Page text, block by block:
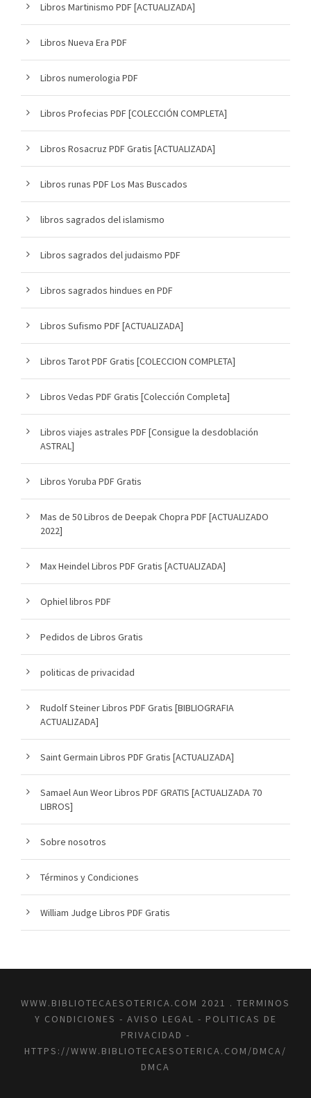
Libros Martinismo PDF [ACTUALIZADA]
Libros Nueva Era PDF
Libros numerologia PDF
Libros Profecias PDF [COLECCIÓN COMPLETA]
Libros Rosacruz PDF Gratis [ACTUALIZADA]
Libros runas PDF Los Mas Buscados
libros sagrados del islamismo
Libros sagrados del judaismo PDF
Libros sagrados hindues en PDF
Libros Sufismo PDF [ACTUALIZADA]
Libros Tarot PDF Gratis [COLECCION COMPLETA]
Libros Vedas PDF Gratis [Colección Completa]
Libros viajes astrales PDF [Consigue la desdoblación
ASTRAL]
Libros Yoruba PDF Gratis
Mas de 50 Libros de Deepak Chopra PDF [ACTUALIZADO
2022]
Max Heindel Libros PDF Gratis [ACTUALIZADA]
Ophiel libros PDF
Pedidos de Libros Gratis
politicas de privacidad
Rudolf Steiner Libros PDF Gratis [BIBLIOGRAFIA
ACTUALIZADA]
Saint Germain Libros PDF Gratis [ACTUALIZADA]
Samael Aun Weor Libros PDF GRATIS [ACTUALIZADA 70
LIBROS]
Sobre nosotros
Términos y Condiciones
William Judge Libros PDF Gratis
WWW.BIBLIOTECAESOTERICA.COM 2021 . TERMINOS
Y CONDICIONES - AVISO LEGAL - POLITICAS DE
PRIVACIDAD -
HTTPS://WWW.BIBLIOTECAESOTERICA.COM/DMCA/
DMCA